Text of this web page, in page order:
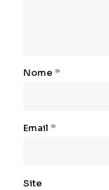
Nome *
Email *
Site